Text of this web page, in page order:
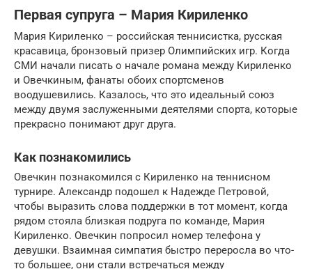
Первая супруга – Мария Кириленко
Мария Кириленко – российская теннисистка, русская
красавица, бронзовый призер Олимпийских игр. Когда
СМИ начали писать о начале романа между Кириленко
и Овечкиным, фанаты обоих спортсменов
воодушевились. Казалось, что это идеальный союз
между двумя заслуженными деятелями спорта, которые
прекрасно понимают друг друга.
Как познакомились
Овечкин познакомился с Кириленко на теннисном
турнире. Александр подошел к Надежде Петровой,
чтобы выразить слова поддержки в тот момент, когда
рядом стояла близкая подруга по команде, Мария
Кириленко. Овечкин попросил номер телефона у
девушки. Взаимная симпатия быстро переросла во что-
то большее, они стали встречаться между